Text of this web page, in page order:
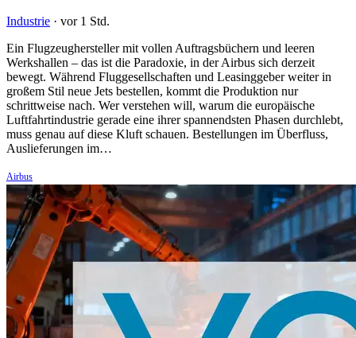
Industrie · vor 1 Std.
Ein Flugzeughersteller mit vollen Auftragsbüchern und leeren
Werkshallen – das ist die Paradoxie, in der Airbus sich derzeit
bewegt. Während Fluggesellschaften und Leasinggeber weiter in
großem Stil neue Jets bestellen, kommt die Produktion nur
schrittweise nach. Wer verstehen will, warum die europäische
Luftfahrtindustrie gerade eine ihrer spannendsten Phasen durchlebt,
muss genau auf diese Kluft schauen. Bestellungen im Überfluss,
Auslieferungen im…
Airbus